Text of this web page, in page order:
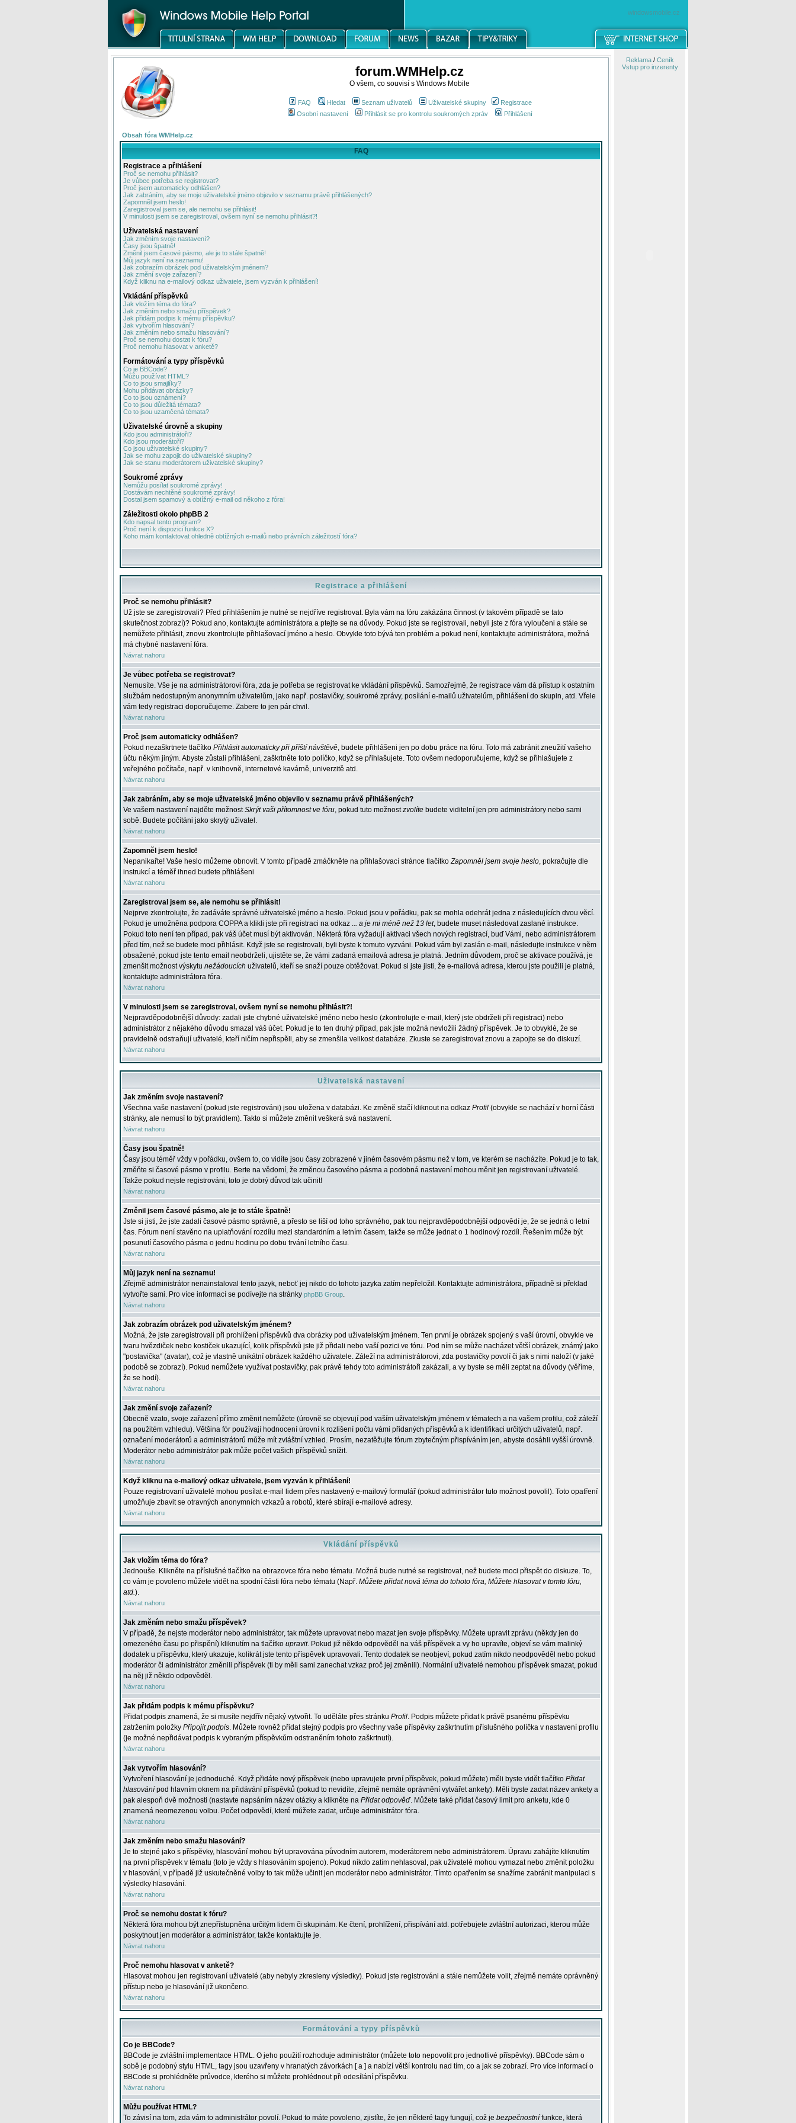
windowsmobile.cz
forum.WMHelp.cz
O všem, co souvisí s Windows Mobile
FAQ Hledat Seznam uživatelů Uživatelské skupiny
Registrace
Osobní nastavení
Přihlásit se pro kontrolu soukromých zpráv Přihlášení
Obsah fóra WMHelp.cz
FAQ
Registrace a přihlášení
Proč se nemohu přihlásit?
Je vůbec potřeba se registrovat?
Proč jsem automaticky odhlášen?
Jak zabráním, aby se moje uživatelské jméno objevilo v seznamu právě přihlášených?
Zapomněl jsem heslo!
Zaregistroval jsem se, ale nemohu se přihlásit!
V minulosti jsem se zaregistroval, ovšem nyní se nemohu přihlásit?!
Uživatelská nastavení
Jak změním svoje nastavení?
Časy jsou špatně!
Změnil jsem časové pásmo, ale je to stále špatně!
Můj jazyk není na seznamu!
Jak zobrazím obrázek pod uživatelským jménem?
Jak změní svoje zařazení?
Když kliknu na e-mailový odkaz uživatele, jsem vyzván k přihlášení!
Vkládání příspěvků
Jak vložím téma do fóra?
Jak změním nebo smažu příspěvek?
Jak přidám podpis k mému příspěvku?
Jak vytvořím hlasování?
Jak změním nebo smažu hlasování?
Proč se nemohu dostat k fóru?
Proč nemohu hlasovat v anketě?
Formátování a typy příspěvků
Co je BBCode?
Můžu používat HTML?
Co to jsou smajlíky?
Mohu přidávat obrázky?
Co to jsou oznámení?
Co to jsou důležitá témata?
Co to jsou uzamčená témata?
Uživatelské úrovně a skupiny
Kdo jsou administrátoři?
Kdo jsou moderátoři?
Co jsou uživatelské skupiny?
Jak se mohu zapojit do uživatelské skupiny?
Jak se stanu moderátorem uživatelské skupiny?
Soukromé zprávy
Nemůžu posílat soukromé zprávy!
Dostávám nechtěné soukromé zprávy!
Dostal jsem spamový a obtížný e-mail od někoho z fóra!
Záležitosti okolo phpBB 2
Kdo napsal tento program?
Proč není k dispozici funkce X?
Koho mám kontaktovat ohledně obtížných e-mailů nebo právních záležitostí fóra?
Registrace a přihlášení
Proč se nemohu přihlásit?
Už jste se zaregistrovali? Před přihlášením je nutné se nejdříve registrovat. Byla vám na fóru zakázána činnost (v takovém případě se tato
skutečnost zobrazí)? Pokud ano, kontaktujte administrátora a ptejte se na důvody. Pokud jste se registrovali, nebyli jste z fóra vyloučeni a stále se
nemůžete přihlásit, znovu zkontrolujte přihlašovací jméno a heslo. Obvykle toto bývá ten problém a pokud není, kontaktujte administrátora, možná
má chybné nastavení fóra.
Návrat nahoru
Je vůbec potřeba se registrovat?
Nemusíte. Vše je na administrátorovi fóra, zda je potřeba se registrovat ke vkládání příspěvků. Samozřejmě, že registrace vám dá přístup k ostatním
službám nedostupným anonymním uživatelům, jako např. postavičky, soukromé zprávy, posílání e-mailů uživatelům, přihlášení do skupin, atd. Vřele
vám tedy registraci doporučujeme. Zabere to jen pár chvil.
Návrat nahoru
Proč jsem automaticky odhlášen?
Pokud nezaškrtnete tlačítko Přihlásit automaticky při příští návštěvě, budete přihlášeni jen po dobu práce na fóru. Toto má zabránit zneužití vašeho
účtu někým jiným. Abyste zůstali přihlášeni, zaškrtněte toto políčko, když se přihlašujete. Toto ovšem nedoporučujeme, když se přihlašujete z
veřejného počítače, např. v knihovně, internetové kavárně, univerzitě atd.
Návrat nahoru
Jak zabráním, aby se moje uživatelské jméno objevilo v seznamu právě přihlášených?
Ve vašem nastavení najděte možnostSkrýt vaši přítomnost ve fóru, pokud tuto možnostzvolíte budete viditelní jen pro administrátory nebo sami
sobě. Budete počítáni jako skrytý uživatel.
Návrat nahoru
Zapomněl jsem heslo!
Nepanikařte! Vaše heslo můžeme obnovit. V tomto případě zmáčkněte na přihlašovací stránce tlačítkoZapomněl jsem svoje heslo, pokračujte dle
instrukcí a téměř ihned budete přihlášeni
Návrat nahoru
Zaregistroval jsem se, ale nemohu se přihlásit!
Nejprve zkontrolujte, že zadáváte správné uživatelské jméno a heslo. Pokud jsou v pořádku, pak se mohla odehrát jedna z následujících dvou věcí.
Pokud je umožněna podpora COPPA a klikli jste při registraci na odkaz ... a je mi méně než 13 let, budete muset následovat zaslané instrukce.
Pokud toto není ten případ, pak váš účet musí být aktivován. Některá fóra vyžadují aktivaci všech nových registrací, buď Vámi, nebo administrátorem
před tím, než se budete moci přihlásit. Když jste se registrovali, byli byste k tomuto vyzváni. Pokud vám byl zaslán e-mail, následujte instrukce v něm
obsažené, pokud jste tento email neobdrželi, ujistěte se, že vámi zadaná emailová adresa je platná. Jedním důvodem, proč se aktivace používá, je
zmenšit možnost výskytu nežádoucích uživatelů, kteří se snaží pouze obtěžovat. Pokud si jste jisti, že e-mailová adresa, kterou jste použili je platná,
kontaktujte administrátora fóra.
Návrat nahoru
V minulosti jsem se zaregistroval, ovšem nyní se nemohu přihlásit?!
Nejpravděpodobnější důvody: zadali jste chybné uživatelské jméno nebo heslo (zkontrolujte e-mail, který jste obdrželi při registraci) nebo
administrátor z nějakého důvodu smazal váš účet. Pokud je to ten druhý případ, pak jste možná nevložili žádný příspěvek. Je to obvyklé, že se
pravidelně odstraňují uživatelé, kteří ničím nepřispěli, aby se zmenšila velikost databáze. Zkuste se zaregistrovat znovu a zapojte se do diskuzí.
Návrat nahoru
Uživatelská nastavení
Jak změním svoje nastavení?
Všechna vaše nastavení (pokud jste registrováni) jsou uložena v databázi. Ke změně stačí kliknout na odkaz Profil (obvykle se nachází v horní části
stránky, ale nemusí to být pravidlem). Takto si můžete změnit veškerá svá nastavení.
Návrat nahoru
Časy jsou špatně!
Časy jsou téměř vždy v pořádku, ovšem to, co vidíte jsou časy zobrazené v jiném časovém pásmu než v tom, ve kterém se nacházíte. Pokud je to tak,
změňte si časové pásmo v profilu. Berte na vědomí, že změnou časového pásma a podobná nastavení mohou měnit jen registrovaní uživatelé.
Takže pokud nejste registrováni, toto je dobrý důvod tak učinit!
Návrat nahoru
Změnil jsem časové pásmo, ale je to stále špatně!
Jste si jisti, že jste zadali časové pásmo správně, a přesto se liší od toho správného, pak tou nejpravděpodobnější odpovědí je, že se jedná o letní
čas. Fórum není stavěno na uplatňování rozdílu mezi standardním a letním časem, takže se může jednat o 1 hodinový rozdíl. Řešením může být
posunutí časového pásma o jednu hodinu po dobu trvání letního času.
Návrat nahoru
Můj jazyk není na seznamu!
Zřejmě administrátor nenainstaloval tento jazyk, neboť jej nikdo do tohoto jazyka zatím nepřeložil. Kontaktujte administrátora, případně si překlad
vytvořte sami. Pro více informací se podívejte na stránky phpBB Group.
Návrat nahoru
Jak zobrazím obrázek pod uživatelským jménem?
Možná, že jste zaregistrovali při prohlížení příspěvků dva obrázky pod uživatelským jménem. Ten první je obrázek spojený s vaší úrovní, obvykle ve
tvaru hvězdiček nebo kostiček ukazující, kolik příspěvků jste již přidali nebo vaší pozici ve fóru. Pod ním se může nacházet větší obrázek, známý jako
"postavička" (avatar), což je vlastně unikátní obrázek každého uživatele. Záleží na administrátorovi, zda postavičky povolí či jak s nimi naloží (v jaké
podobě se zobrazí). Pokud nemůžete využívat postavičky, pak právě tehdy toto administrátoři zakázali, a vy byste se měli zeptat na důvody (věříme,
že se hodí).
Návrat nahoru
Jak změní svoje zařazení?
Obecně vzato, svoje zařazení přímo změnit nemůžete (úrovně se objevují pod vaším uživatelským jménem v tématech a na vašem profilu, což záleží
na použitém vzhledu). Většina fór používají hodnocení úrovní k rozlišení počtu vámi přidaných příspěvků a k identifikaci určitých uživatelů, např.
označení moderátorů a administrátorů může mít zvláštní vzhled. Prosím, nezatěžujte fórum zbytečným přispíváním jen, abyste dosáhli vyšší úrovně.
Moderátor nebo administrátor pak může počet vašich příspěvků snížit.
Návrat nahoru
Když kliknu na e-mailový odkaz uživatele, jsem vyzván k přihlášení!
Pouze registrovaní uživatelé mohou posílat e-mail lidem přes nastavený e-mailový formulář (pokud administrátor tuto možnost povolil). Toto opatření
umožňuje zbavit se otravných anonymních vzkazů a robotů, které sbírají e-mailové adresy.
Návrat nahoru
Vkládání příspěvků
Jak vložím téma do fóra?
Jednouše. Klikněte na příslušné tlačítko na obrazovce fóra nebo tématu. Možná bude nutné se registrovat, než budete moci přispět do diskuze. To,
co vám je povoleno můžete vidět na spodní části fóra nebo tématu (Např. Můžete přidat nová téma do tohoto fóra, Můžete hlasovat v tomto fóru,
atd.).
Návrat nahoru
Jak změním nebo smažu příspěvek?
V případě, že nejste moderátor nebo administrátor, tak můžete upravovat nebo mazat jen svoje příspěvky. Můžete upravit zprávu (někdy jen do
omezeného času po přispění) kliknutím na tlačítko upravit. Pokud již někdo odpověděl na váš příspěvek a vy ho upravíte, objeví se vám malinký
dodatek u příspěvku, který ukazuje, kolikrát jste tento příspěvek upravovali. Tento dodatek se neobjeví, pokud zatím nikdo neodpověděl nebo pokud
moderátor či administrátor změnili příspěvek (ti by měli sami zanechat vzkaz proč jej změnili). Normální uživatelé nemohou příspěvek smazat, pokud
na něj již někdo odpověděl.
Návrat nahoru
Jak přidám podpis k mému příspěvku?
Přidat podpis znamená, že si musíte nejdřív nějaký vytvořit. To uděláte přes stránku Profil. Podpis můžete přidat k právě psanému příspěvku
zatržením položky Připojit podpis. Můžete rovněž přidat stejný podpis pro všechny vaše příspěvky zaškrtnutím příslušného políčka v nastavení profilu
(je možné nepřidávat podpis k vybraným příspěvkům odstraněním tohoto zaškrtnutí).
Návrat nahoru
Jak vytvořím hlasování?
Vytvoření hlasování je jednoduché. Když přidáte nový příspěvek (nebo upravujete první příspěvek, pokud můžete) měli byste vidět tlačítko Přidat
hlasování pod hlavním oknem na přidávání příspěvků (pokud to nevidíte, zřejmě nemáte oprávnění vytvářet ankety). Měli byste zadat název ankety a
pak alespoň dvě možnosti (nastavte napsáním název otázky a klikněte na Přidat odpověď. Můžete také přidat časový limit pro anketu, kde 0
znamená neomezenou volbu. Počet odpovědí, které můžete zadat, určuje administrátor fóra.
Návrat nahoru
Jak změním nebo smažu hlasování?
Je to stejné jako s příspěvky, hlasování mohou být upravována původním autorem, moderátorem nebo administrátorem. Úpravu zahájíte kliknutím
na první příspěvek v tématu (toto je vždy s hlasováním spojeno). Pokud nikdo zatím nehlasoval, pak uživatelé mohou vymazat nebo změnit položku
v hlasování, v případě již uskutečněné volby to tak může učinit jen moderátor nebo administrátor. Tímto opatřením se snažíme zabránit manipulaci s
výsledky hlasování.
Návrat nahoru
Proč se nemohu dostat k fóru?
Některá fóra mohou být znepřístupněna určitým lidem či skupinám. Ke čtení, prohlížení, přispívání atd. potřebujete zvláštní autorizaci, kterou může
poskytnout jen moderátor a administrátor, takže kontaktujte je.
Návrat nahoru
Proč nemohu hlasovat v anketě?
Hlasovat mohou jen registrovaní uživatelé (aby nebyly zkresleny výsledky). Pokud jste registrováni a stále nemůžete volit, zřejmě nemáte oprávněný
přístup nebo je hlasování již ukončeno.
Návrat nahoru
Formátování a typy příspěvků
Co je BBCode?
BBCode je zvláštní implementace HTML. O jeho použití rozhoduje administrátor (můžete toto nepovolit pro jednotlivé příspěvky). BBCode sám o
sobě je podobný stylu HTML, tagy jsou uzavřeny v hranatých závorkách [ a ] a nabízí větší kontrolu nad tím, co a jak se zobrazí. Pro více informací o
BBCode si prohlédněte průvodce, kterého si můžete prohlédnout při odesílání příspěvku.
Návrat nahoru
Můžu používat HTML?
To závisí na tom, zda vám to administrátor povolí. Pokud to máte povoleno, zjistíte, že jen některé tagy fungují, což je bezpečnostní funkce, která
Reklama/ Ceník
Vstup pro inzerenty